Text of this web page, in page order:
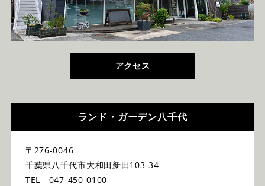
アクセス
ランド・ガーデン八千代
〒276-0046
千葉県八千代市大和田新田103-34
TEL 047-450-0100